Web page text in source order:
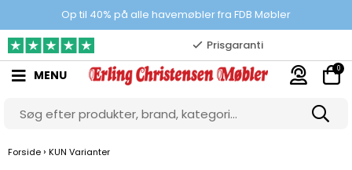
Op til 40% på alle havemøbler fra FDB Møbler
100% danskejet webshop
Prisgaranti
10.000 m2 showroom
Gratis & gode parkeringsforhold
MENU 0
Forside › KUN Varianter